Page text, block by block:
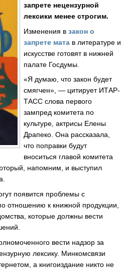
запрете нецензурной
лексики менее строгим.
Изменения в закон о
запрете мата в литературе и
искусстве готовят в нижней
палате Госдумы.
«Я думаю, что закон будет
смягчен», — цитирует ИТАР-
ТАСС слова первого
зампред комитета по
культуре, актрисы Елены
Драпеко. Она рассказала,
что поправки будут
вноситься главой комитета
напомним, и выступил
появится проблемы с
отношению к книжной продукции,
которые должны вести
вести надзор за
лексику. Минкомсвязи
а книгоиздание никто не